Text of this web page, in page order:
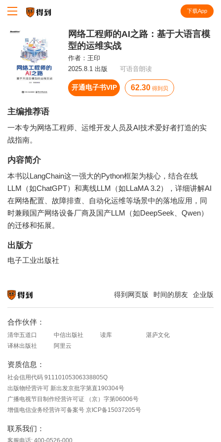
下载App
网络工程师的AI之路：基于大语言模
型的运维实战
作者： 王印
2025.8.1 出版
可语音朗读
开通电子书VIP 62.30 得到贝
主编推荐语
一本专为网络工程师、运维开发人员及AI技术爱好者打造的实
战指南。
内容简介
本书以LangChain这一强大的Python框架为核心，结合在线
LLM（如ChatGPT）和离线LLM（如LLaMA 3.2），详细讲解AI
在网络配置、故障排查、自动化运维等场景中的落地应用，同
时兼顾国产网络设备厂商及国产LLM（如DeepSeek、Qwen）
的迁移和拓展。
出版方
电子工业出版社
得到网页版 时间的朋友 企业版
合作伙伴：
清华五道口 中信出版社 读库
湛庐文化
译林出版社
阿里云
资质信息：
社会信用代码 91110105306338805Q
出版物经营许可 新出发京批字第直190304号
广播电视节目制作经营许可证 （京）字第06006号
增值电信业务经营许可备案号 京ICP备15037205号
联系我们：
客服电话: 400-0526-000